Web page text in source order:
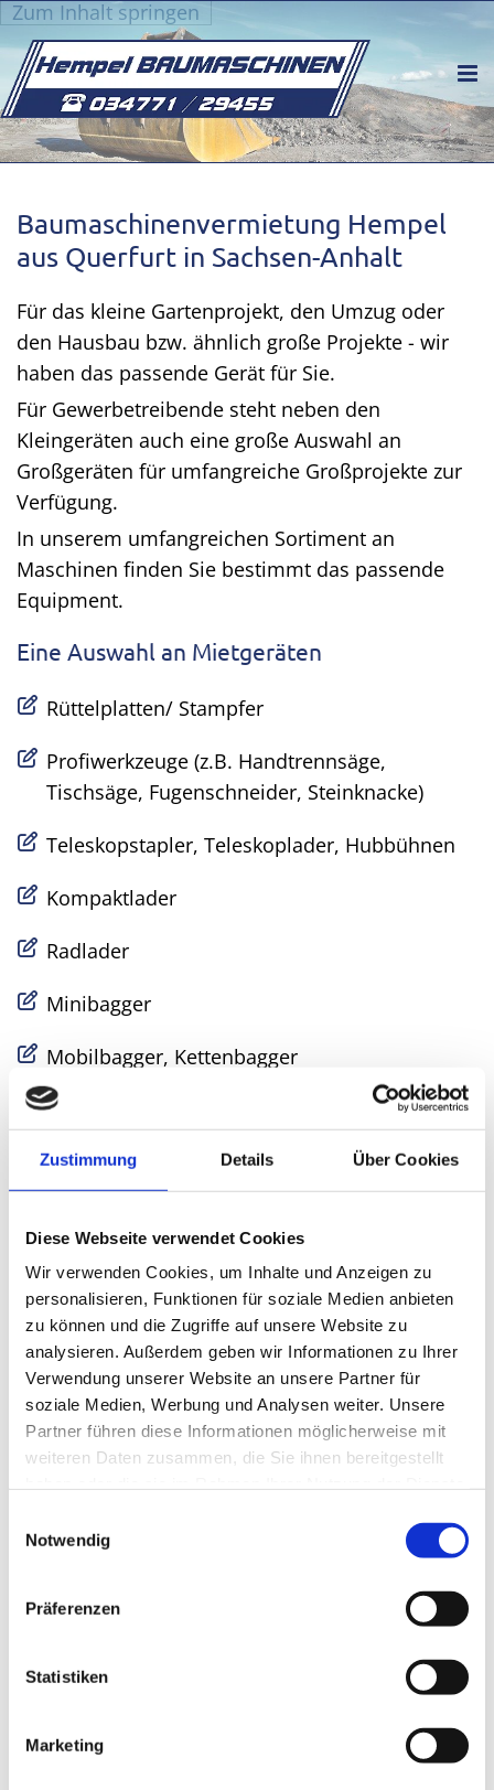
Zustimmung Details Über Cookies
Diese Webseite verwendet Cookies
Wir verwenden Cookies, um Inhalte und Anzeigen zu
personalisieren, Funktionen für soziale Medien anbieten
zu können und die Zugriffe auf unsere Website zu
analysieren. Außerdem geben wir Informationen zu Ihrer
Verwendung unserer Website an unsere Partner für
soziale Medien, Werbung und Analysen weiter. Unsere
Partner führen diese Informationen möglicherweise mit
weiteren Daten zusammen, die Sie ihnen bereitgestellt
Notwendig
Präferenzen
Statistiken
Marketing
Zum Inhalt springen
Baumaschinenvermietung Hempel
aus Querfurt in Sachsen-Anhalt
Für das kleine Gartenprojekt, den Umzug oder
den Hausbau bzw. ähnlich große Projekte - wir
haben das passende Gerät für Sie.
Für Gewerbetreibende steht neben den
Kleingeräten auch eine große Auswahl an
Großgeräten für umfangreiche Großprojekte zur
Verfügung.
In unserem umfangreichen Sortiment an
Maschinen finden Sie bestimmt das passende
Equipment.
Eine Auswahl an Mietgeräten
Rüttelplatten/ Stampfer
Profiwerkzeuge (z.B. Handtrennsäge,
Tischsäge, Fugenschneider, Steinknacke)
Teleskopstapler, Teleskoplader, Hubbühnen
Kompaktlader
Radlader
Minibagger
Mobilbagger, Kettenbagger
Asphaltwalzen, Walzenzüge
Elektro-Hammer
Unsere Mietmaschinen
Sie planen Ihr Projekt - wir haben das
passende Werkzeug!